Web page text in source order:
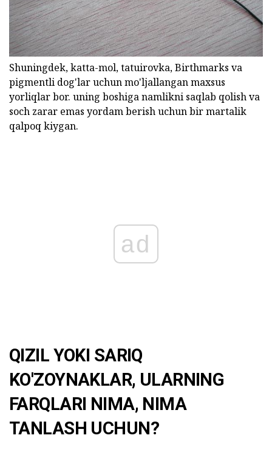
Shuningdek, katta-mol, tatuirovka, Birthmarks va
pigmentli dog'lar uchun mo'ljallangan maxsus
yorliqlar bor. uning boshiga namlikni saqlab qolish va
soch zarar emas yordam berish uchun bir martalik
qalpoq kiygan.
ad
QIZIL YOKI SARIQ
KO'ZOYNAKLAR, ULARNING
FARQLARI NIMA, NIMA
TANLASH UCHUN?